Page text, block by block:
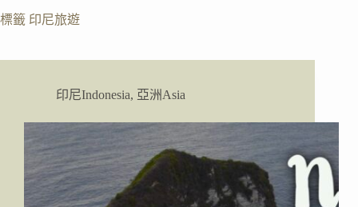
標籤 印尼旅遊
印尼Indonesia, 亞洲Asia